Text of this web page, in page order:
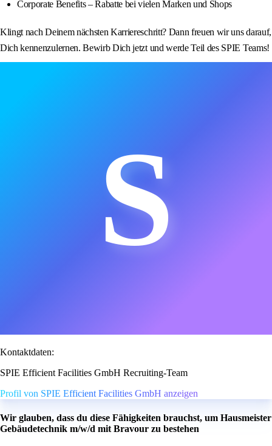
Corporate Benefits – Rabatte bei vielen Marken und Shops
Klingt nach Deinem nächsten Karriereschritt? Dann freuen wir uns darauf,
Dich kennenzulernen. Bewirb Dich jetzt und werde Teil des SPIE Teams!
S
Kontaktdaten:
SPIE Efficient Facilities GmbH Recruiting-Team
Profil von SPIE Efficient Facilities GmbH anzeigen
Wir glauben, dass du diese Fähigkeiten brauchst, um Hausmeister
Gebäudetechnik m/w/d mit Bravour zu bestehen